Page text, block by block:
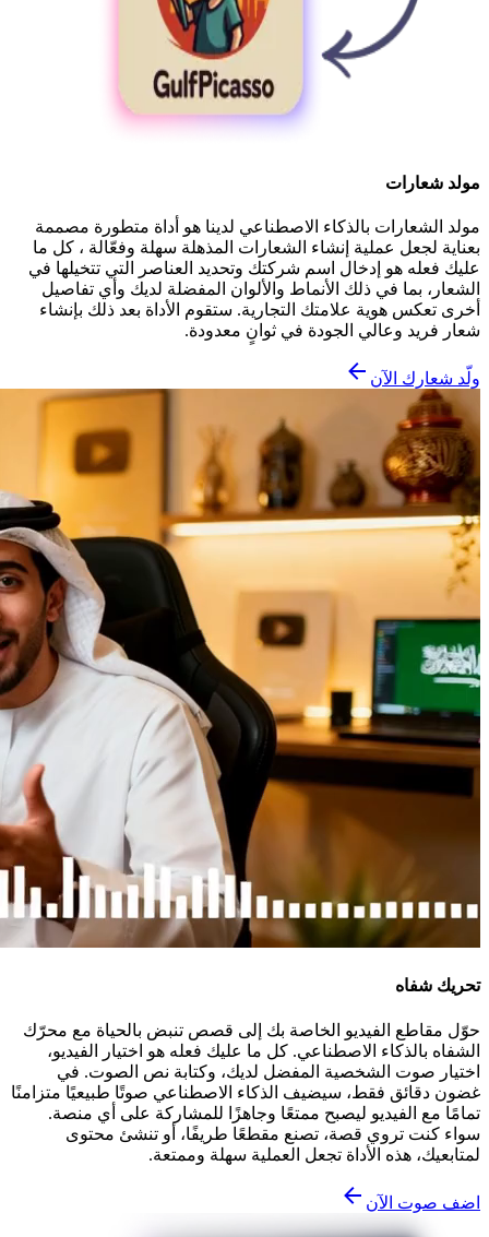
مولد شعارات
مولد الشعارات بالذكاء الاصطناعي لدينا هو أداة متطورة مصممة
بعناية لجعل عملية إنشاء الشعارات المذهلة سهلة وفعّالة ، كل ما
عليك فعله هو إدخال اسم شركتك وتحديد العناصر التي تتخيلها في
الشعار، بما في ذلك الأنماط والألوان المفضلة لديك وأي تفاصيل
أخرى تعكس هوية علامتك التجارية. ستقوم الأداة بعد ذلك بإنشاء
شعار فريد وعالي الجودة في ثوانٍ معدودة.
ولّد شعارك الآن
تحريك شفاه
حوّل مقاطع الفيديو الخاصة بك إلى قصص تنبض بالحياة مع محرّك
الشفاه بالذكاء الاصطناعي. كل ما عليك فعله هو اختيار الفيديو،
اختيار صوت الشخصية المفضل لديك، وكتابة نص الصوت. في
غضون دقائق فقط، سيضيف الذكاء الاصطناعي صوتًا طبيعيًا متزامنًا
تمامًا مع الفيديو ليصبح ممتعًا وجاهزًا للمشاركة على أي منصة.
سواء كنت تروي قصة، تصنع مقطعًا طريفًا، أو تنشئ محتوى
لمتابعيك، هذه الأداة تجعل العملية سهلة وممتعة.
اضف صوت الآن